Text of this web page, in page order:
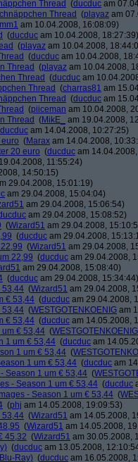
Thread (ducduc am
Thread (playaz am
am 10.04.2008, 16:08:09)
(ducduc am 10.04.2008, 18:27:39)
(playaz am 10.04.2008,
(ducduc am 10.04.2008,
Thread (playaz am 10.04.2008,
Thread (ducduc am
Thread (charras81 am
Thread (ducduc am
(piiceman am 10.04.2008,
Thread (MikE_
am 19.04.2008,
ducduc am 14.04.2008, 10:27:25)
(Marax am 14.04.2008,
20 euro (ducduc am
11:55:24)
14:50:15)
29.04.2008, 15:01:19)
am 29.04.2008, 15:04:04)
am 29.04.2008, 15:06:54)
am 29.04.2008, 15:08:52)
(Wizard51 am 29.04.2008,
(ducduc am 29.04.2008,
(Wizard51 am 29.04.2008,
22,99 (ducduc am 29.04.2008,
am 29.04.2008, 15:08:40)
(ducduc am 29.04.2008, 15:34:44)
53,44 (Wizard51 am 29.04.2008,
€ 53,44 (ducduc am 29.04.2008,
53,44 (WESTGOTENKOENIG am
€ 53,44 (ducduc am 14.05.2008,
um € 53,44 (WESTGOTENKOENIG
1 um € 53,44 (ducduc am
1 um € 53,44 (
1 um € 53,44 (ducduc am
Season 1 um € 53,44 (
- Season 1 um € 53,44 (ducduc
- Season 1 um € 53,44 (
(phj am 14.05.2008, 19:09:53)
53,44 (Wizard51 am 14.05.2008,
(Wizard51 am 14.05.2008,
45,32 (Wizard51 am 30.05.2008,
(ducduc am 13.05.2008,
Ray) (ducduc am 16.05.2008,